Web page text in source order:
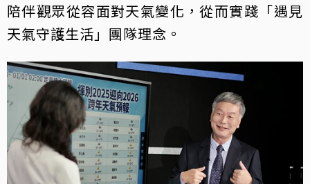
陪伴觀眾從容面對天氣變化，從而實踐「遇見
天氣守護生活」團隊理念。